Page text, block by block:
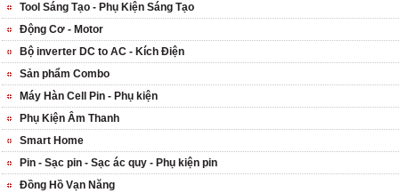
Tool Sáng Tạo - Phụ Kiện Sáng Tạo
Động Cơ - Motor
Bộ inverter DC to AC - Kích Điện
Sản phẩm Combo
Máy Hàn Cell Pin - Phụ kiện
Phụ Kiện Âm Thanh
Smart Home
Pin - Sạc pin - Sạc ác quy - Phụ kiện pin
Đồng Hồ Vạn Năng